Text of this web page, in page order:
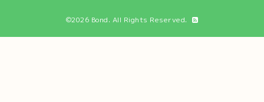
©2026 Bond. All Rights Reserved.